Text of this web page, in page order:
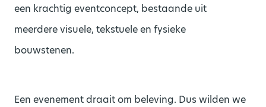
een krachtig eventconcept, bestaande uit
meerdere visuele, tekstuele en fysieke
bouwstenen.
Een evenement draait om beleving. Dus wilden we